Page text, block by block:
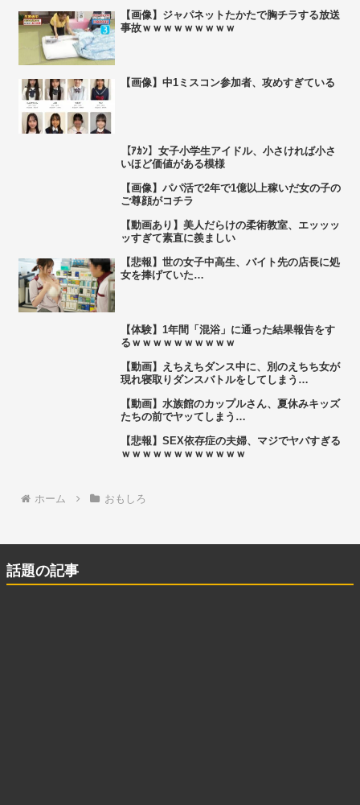
【画像】ジャパネットたかたで胸チラする放送
事故ｗｗｗｗｗｗｗｗｗ
【画像】中1ミスコン参加者、攻めすぎている
【ｱｶﾝ】女子小学生アイドル、小さければ小さ
いほど価値がある模様
【画像】パパ活で2年で1億以上稼いだ女の子の
ご尊顔がコチラ
【動画あり】美人だらけの柔術教室、エッッッ
ッすぎて素直に羨ましい
【悲報】世の女子中高生、バイト先の店長に処
女を捧げていた…
【体験】1年間「混浴」に通った結果報告をす
るｗｗｗｗｗｗｗｗｗｗ
【動画】えちえちダンス中に、別のえちち女が
現れ寝取りダンスバトルをしてしまう…
【動画】水族館のカップルさん、夏休みキッズ
たちの前でヤッてしまう…
【悲報】SEX依存症の夫婦、マジでヤバすぎる
ｗｗｗｗｗｗｗｗｗｗｗｗ
ホーム おもしろ
話題の記事